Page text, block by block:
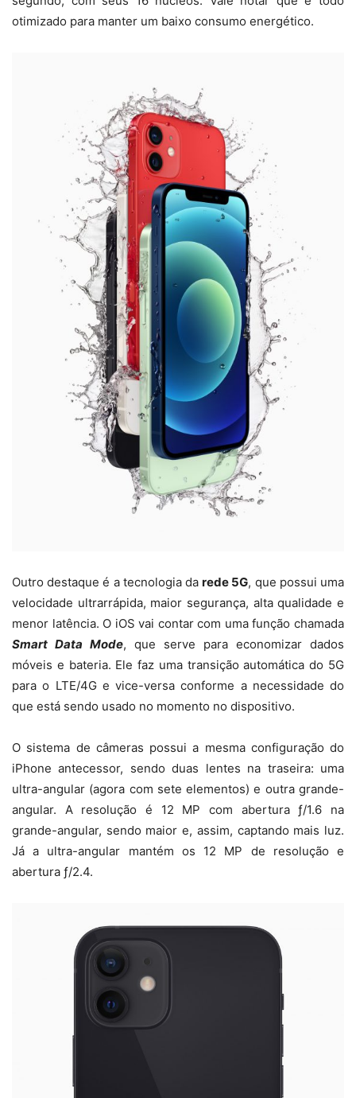
otimizado para manter um baixo consumo energético.
Outro destaque é a tecnologia darede 5G, que possui uma
velocidade ultrarrápida, maior segurança, alta qualidade e
menor latência. O iOS vai contar com uma função chamada
Smart Data Mode, que serve para economizar dados
móveis e bateria. Ele faz uma transição automática do 5G
para o LTE/4G e vice-versa conforme a necessidade do
que está sendo usado no momento no dispositivo.
O sistema de câmeras possui a mesma configuração do
iPhone antecessor, sendo duas lentes na traseira: uma
ultra-angular (agora com sete elementos) e outra grande-
angular. A resolução é 12 MP com abertura ƒ/1.6 na
grande-angular, sendo maior e, assim, captando mais luz.
Já a ultra-angular mantém os 12 MP de resolução e
abertura ƒ/2.4.